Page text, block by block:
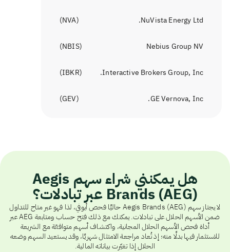
NuVista Energy Ltd.
(
NVA
)
Nebius Group NV
(
NBIS
)
Interactive Brokers Group, Inc.
(
IBKR
)
GE Vernova, Inc.
(
GEV
)
هل يمكنني شراء سهم Aegis
Brands (AEG) عبر تبادلات؟
لا يجتاز سهم Aegis Brands (AEG) حاليًا فحص أيوفي، لذا فهو غير متاح للتداول
ضمن الأسهم الحلال على تبادلات. يمكنك مع ذلك فتح حساب ومتابعة AEG عبر
أداة فحص الأسهم الحلال المجانية، واكتشاف أسهم متوافقة مع الشريعة
للاستثمار فيها بدلًا منه؛ إذ تُعاد مراجعة الامتثال شهريًا، وقد يستعيد السهم وضعه
الحلال إذا تغيّرت بياناته المالية.